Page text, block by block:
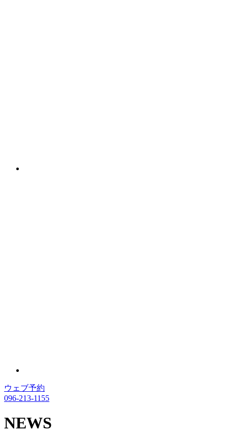
ウェブ予約
096-213-1155
NEWS